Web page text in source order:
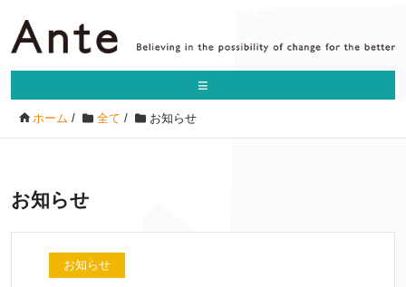
≡
ホーム / 全て / お知らせ
お知らせ
お知らせ